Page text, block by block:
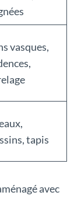
vasques,
tapis
avec